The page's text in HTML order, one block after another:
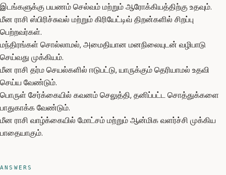
இடங்களுக்கு பயணம் செல்வம் மற்றும் ஆரோக்கியத்திற்கு உதவும்.
மீன ராசி ஸ்பிரிச்சுவல் மற்றும் கிரியேட்டிவ் திறன்களில் சிறப்பு
பெற்றவர்கள்.
மந்திரங்கள் சொல்லாமல், அமைதியான மனநிலையுடன் வழிபாடு
செய்வது முக்கியம்.
மீன ராசி தர்ம செயல்களில் ஈடுபட்டு, யாருக்கும் தெரியாமல் உதவி
செய்ய வேண்டும்.
பொருள் சேர்க்கையில் கவனம் செலுத்தி, தனிப்பட்ட சொத்துக்களை
பாதுகாக்க வேண்டும்.
மீன ராசி வாழ்க்கையில் மோட்சம் மற்றும் ஆன்மிக வளர்ச்சி முக்கிய
பாதையாகும்.
ANSWERS